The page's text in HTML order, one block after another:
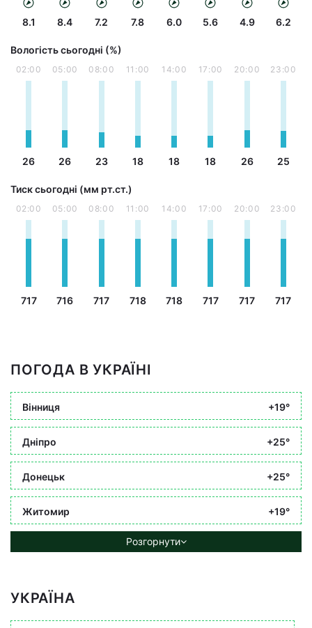
8.1 8.4 7.2 7.8 6.0 5.6 4.9 6.2
Вологість сьогодні (%)
02:00
26
05:00
26
08:00
23
11:00
18
14:00
18
17:00
18
20:00
26
23:00
25
Тиск сьогодні (мм рт.ст.)
02:00
717
05:00
716
08:00
717
11:00
718
14:00
718
17:00
717
20:00
717
23:00
717
ПОГОДА В УКРАЇНІ
Вінниця +19°
Дніпро +25°
Донецьк +25°
Житомир +19°
Розгорнути
УКРАЇНА